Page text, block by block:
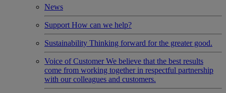
News
Support How can we help?
Sustainability Thinking forward for the greater good.
Voice of Customer We believe that the best results
come from working together in respectful partnership
with our colleagues and customers.